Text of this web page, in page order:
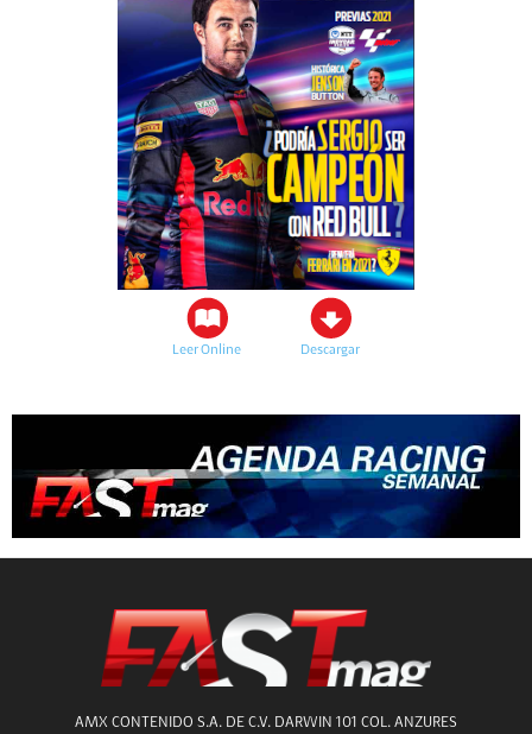
Leer Online Descargar
AMX CONTENIDO S.A. DE C.V. DARWIN 101 COL. ANZURES